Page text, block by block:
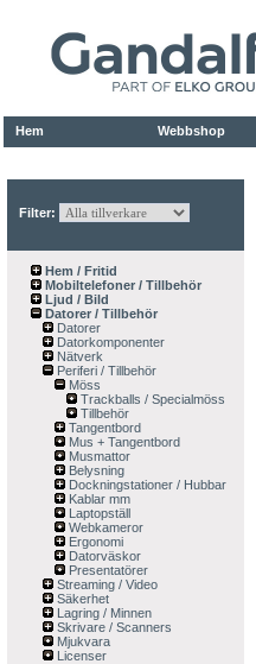
Hem Webbshop
Filter:
Hem / Fritid
Mobiltelefoner / Tillbehör
Ljud / Bild
Datorer / Tillbehör
Datorer
Datorkomponenter
Nätverk
Periferi / Tillbehör
Möss
Trackballs / Specialmöss
Tillbehör
Tangentbord
Mus + Tangentbord
Musmattor
Belysning
Dockningstationer / Hubbar
Kablar mm
Laptopställ
Webkameror
Ergonomi
Datorväskor
Presentatörer
Streaming / Video
Säkerhet
Lagring / Minnen
Skrivare / Scanners
Mjukvara
Licenser